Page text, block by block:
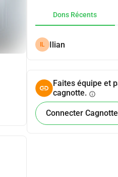
Dons Récents
IL Ilian
Faites équipe et
cagnotte. info
Connecter Cagnotte